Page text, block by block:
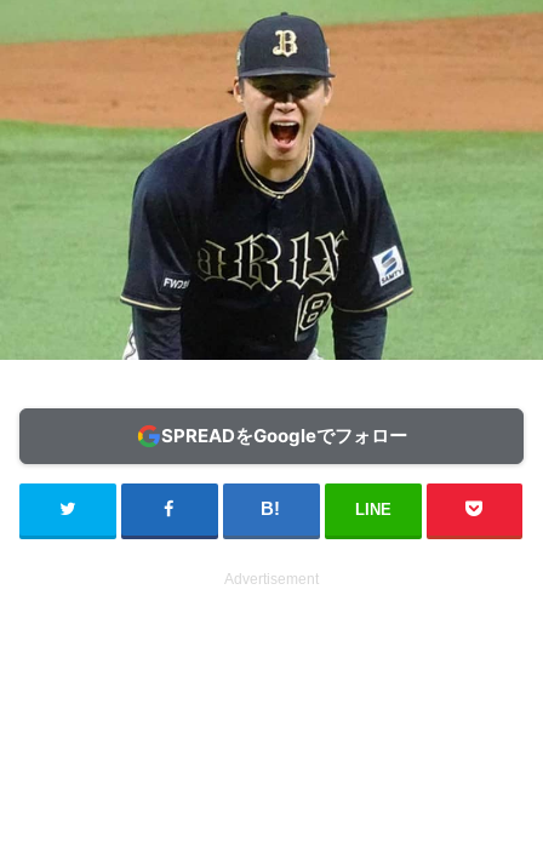
SPREADをGoogleでフォロー
LINE
Advertisement